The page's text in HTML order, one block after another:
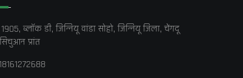
ब्लॉक डी, जिन्नियू वांडा सोहो, जिन्नियू जिला, चेंगदू
प्रांत